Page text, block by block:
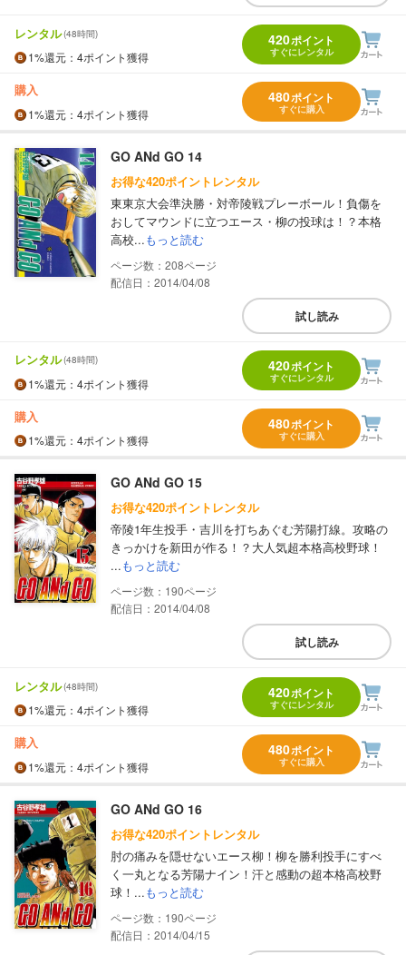
レンタル(48時間)
1%還元 ：4ポイント獲得
420ポイント
すぐにレンタル
購入
1%還元 ：4ポイント獲得
480ポイント
すぐに購入
GO ANd GO 14
お得な420ポイントレンタル
東東京大会準決勝・対帝陵戦プレーボール！負傷を
おしてマウンドに立つエース・柳の投球は！？本格
高校...もっと読む
208
配信日：2014/04/08
試し読み
レンタル(48時間)
1%還元 ：4ポイント獲得
420ポイント
すぐにレンタル
購入
1%還元 ：4ポイント獲得
480ポイント
すぐに購入
GO ANd GO 15
お得な420ポイントレンタル
帝陵1年生投手・吉川を打ちあぐむ芳陽打線。攻略の
きっかけを新田が作る！？大人気超本格高校野球！
...もっと読む
190
配信日：2014/04/08
試し読み
レンタル(48時間)
1%還元 ：4ポイント獲得
420ポイント
すぐにレンタル
購入
1%還元 ：4ポイント獲得
480ポイント
すぐに購入
GO ANd GO 16
お得な420ポイントレンタル
肘の痛みを隠せないエース柳！柳を勝利投手にすべ
く一丸となる芳陽ナイン！汗と感動の超本格高校野
球！...もっと読む
190
配信日：2014/04/15